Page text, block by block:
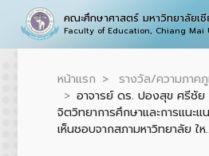
คณะศึกษาศาสตร์ มหาวิทยาลัยเชี
Faculty of Education, Chiang Mai
หน้าแรก
รางวัล/ความภาคภู
อาจารย์ ดร. ปองสุข ศรีชัย
จิตวิทยาการศึกษาและการแนะ
เห็นชอบจากสภามหาวิทยาลัย ให